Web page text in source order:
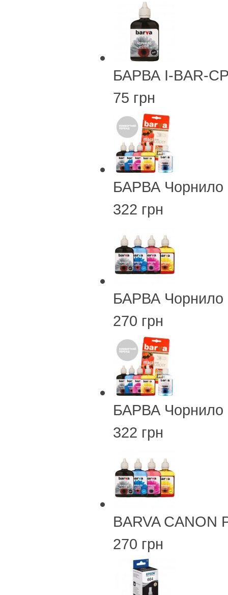
БАРВА I-BAR-
75 грн
БАРВА Чорнило
322 грн
БАРВА Чорнило
270 грн
БАРВА Чорнило
322 грн
BARVA CANON
270 грн